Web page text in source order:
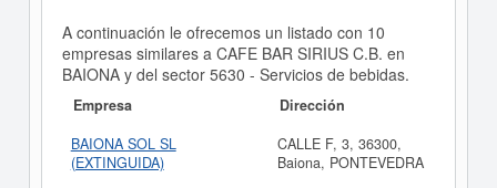
A continuación le ofrecemos un listado con 10
empresas similares a CAFE BAR SIRIUS C.B. en
BAIONA y del sector 5630 - Servicios de bebidas.
Empresa
Dirección
BAIONA SOL SL
(EXTINGUIDA)
CALLE F, 3, 36300,
Baiona, PONTEVEDRA